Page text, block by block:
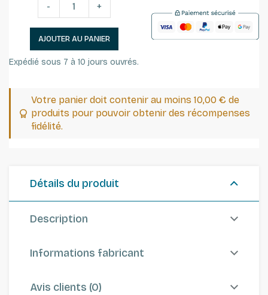
- +
AJOUTER AU PANIER
Expédié sous 7 à 10 jours ouvrés.
Votre panier doit contenir au moins 10,00 € de
produits pour pouvoir obtenir des récompenses
fidélité.
Détails du produit
Description
Informations fabricant
Avis clients (0)